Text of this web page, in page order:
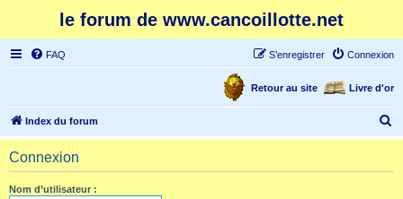
le forum de www.cancoillotte.net
FAQ Connexion
S’enregistrer
Livre d'or
Retour au site
Index du forum
e
Connexion
Nom d’utilisateur :